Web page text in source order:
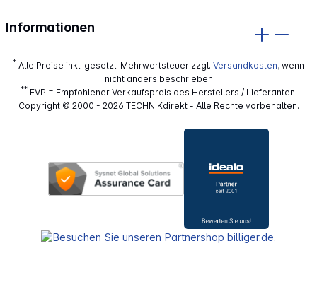
Informationen
* Alle Preise inkl. gesetzl. Mehrwertsteuer zzgl. Versandkosten, wenn
nicht anders beschrieben
**EVP = Empfohlener Verkaufspreis des Herstellers / Lieferanten.
Copyright © 2000 - 2026 TECHNIKdirekt - Alle Rechte vorbehalten.